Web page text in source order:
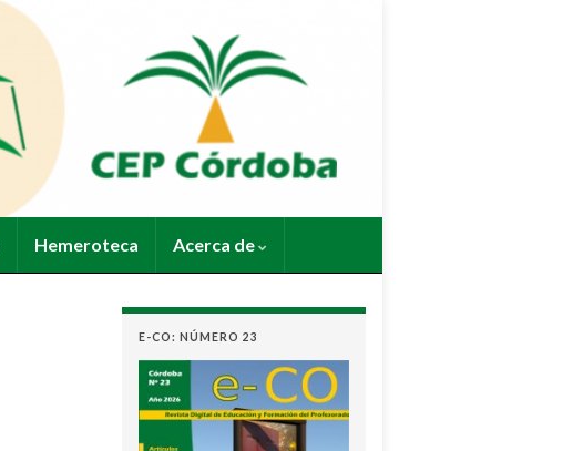
Hemeroteca Acerca de
E-CO: NÚMERO 23